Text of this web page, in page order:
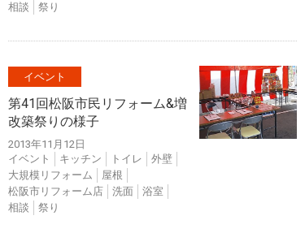
相談
祭り
イベント
第41回松阪市民リフォーム&増
改築祭りの様子
2013年11月12日
イベント
キッチン トイレ
外壁
大規模リフォーム
屋根
松阪市リフォーム店
洗面
浴室
相談
祭り